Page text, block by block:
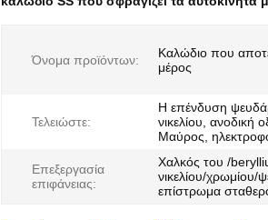
Όνομα προϊόντων:
Καλώδιο που
μέρος
Τελειώστε:
Η επένδυση
νικελίου, ανοδική
Μαύρος,
Επεξεργασία
επιφάνειας:
Χαλκός του /
νικελίου/
επίστρωμα